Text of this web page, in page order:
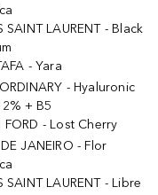
SAINT LAURENT - Black
- Yara
- Hyaluronic
+ B5
FORD - Lost Cherry
JANEIRO - Flor
SAINT LAURENT - Libre